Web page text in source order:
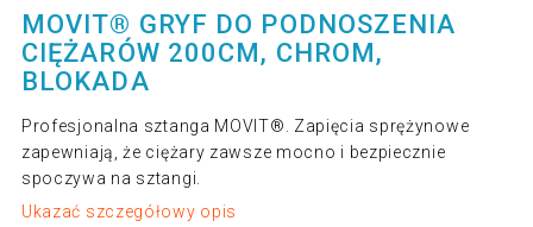
MOVIT® GRYF DO PODNOSZENIA
CIĘŻARÓW 200CM, CHROM,
BLOKADA
Profesjonalna sztanga MOVIT®. Zapięcia sprężynowe
zapewniają, że ciężary zawsze mocno i bezpiecznie
spoczywa na sztangi.
Ukazać szczegółowy opis